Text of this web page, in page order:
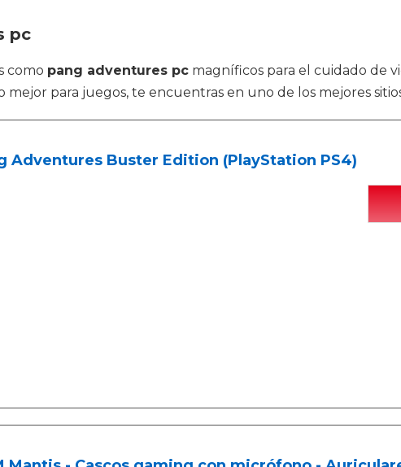
pc
como pang adventures pc magníficos para el cuidado de
para juegos, te encuentras en uno de los mejores
Adventures Buster Edition (PlayStation PS4)